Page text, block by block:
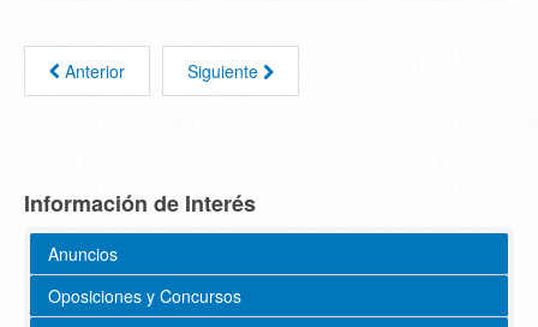
Anterior Siguiente
Información de Interés
Anuncios
Oposiciones y Concursos